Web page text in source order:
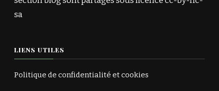
sa
LIENS UTILES
Politique de confidentialité et cookies